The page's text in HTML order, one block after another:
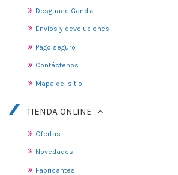
Desguace Gandia
Envíos y devoluciones
Pago seguro
Contáctenos
Mapa del sitio
TIENDA ONLINE
Ofertas
Novedades
Fabricantes